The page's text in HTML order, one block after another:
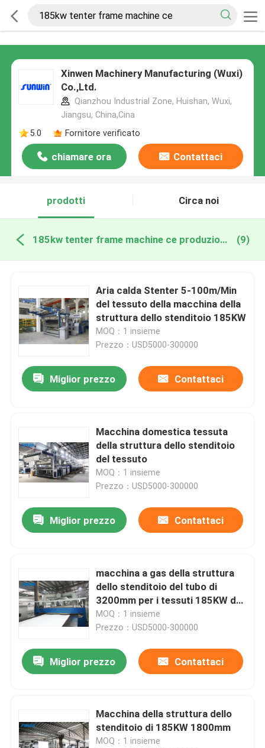
Xinwen Machinery Manufacturing (Wuxi)
Co.,Ltd.
Qianzhou Industrial Zone, Huishan, Wuxi,
Jiangsu, China,Cina
5.0
Fornitore verificato
chiamare ora Contattaci
prodotti Circa noi
185kw tenter frame machine ce produzione online (9)
Aria calda Stenter 5-100m/Min
del tessuto della macchina della
struttura dello stenditoio 185KW
MOQ：1 insieme
Prezzo：USD5000-300000
Miglior prezzo Contattaci
Macchina domestica tessuta
della struttura dello stenditoio
del tessuto
MOQ：1 insieme
Prezzo：USD5000-300000
Miglior prezzo Contattaci
macchina a gas della struttura
dello stenditoio del tubo di
3200mm per i tessuti 185KW del
vello
MOQ：1 insieme
Prezzo：USD5000-300000
Miglior prezzo Contattaci
Macchina della struttura dello
stenditoio di 185KW 1800mm
MOQ：1 insieme